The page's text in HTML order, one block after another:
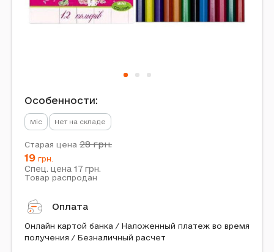
Особенности:
Mic Нет на складе
Старая цена 28грн.
19 грн.
Спец. цена 17 грн.
Товар распродан
Оплата
Онлайн картой банка / Наложенный платеж во время
получения / Безналичный расчет